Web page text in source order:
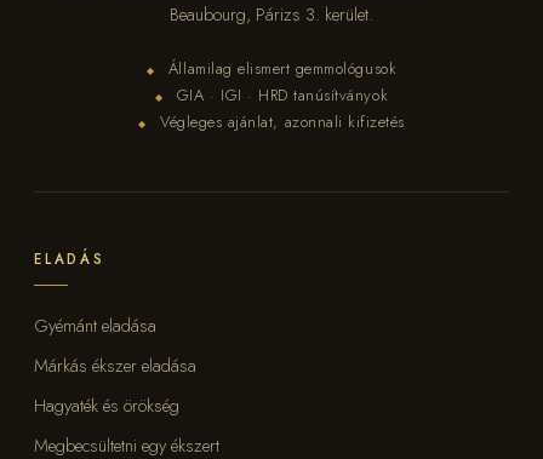
Beaubourg, Párizs 3. kerület.
◆ Államilag elismert gemmológusok
◆ GIA · IGI · HRD tanúsítványok
◆ Végleges ajánlat, azonnali kifizetés
ELADÁS
Gyémánt eladása
Márkás ékszer eladása
Hagyaték és örökség
Megbecsültetni egy ékszert